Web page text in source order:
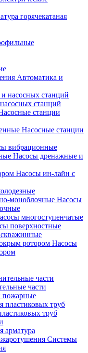
горячекатаная
Автоматика и
станций
станции
Насосные станции
вибрационные
Насосы дренажные и
Насосы ин-лайн с
Насосы
многоступенчатые
поверхностные
Насосы
части
пожарные
труб
арматура
Системы